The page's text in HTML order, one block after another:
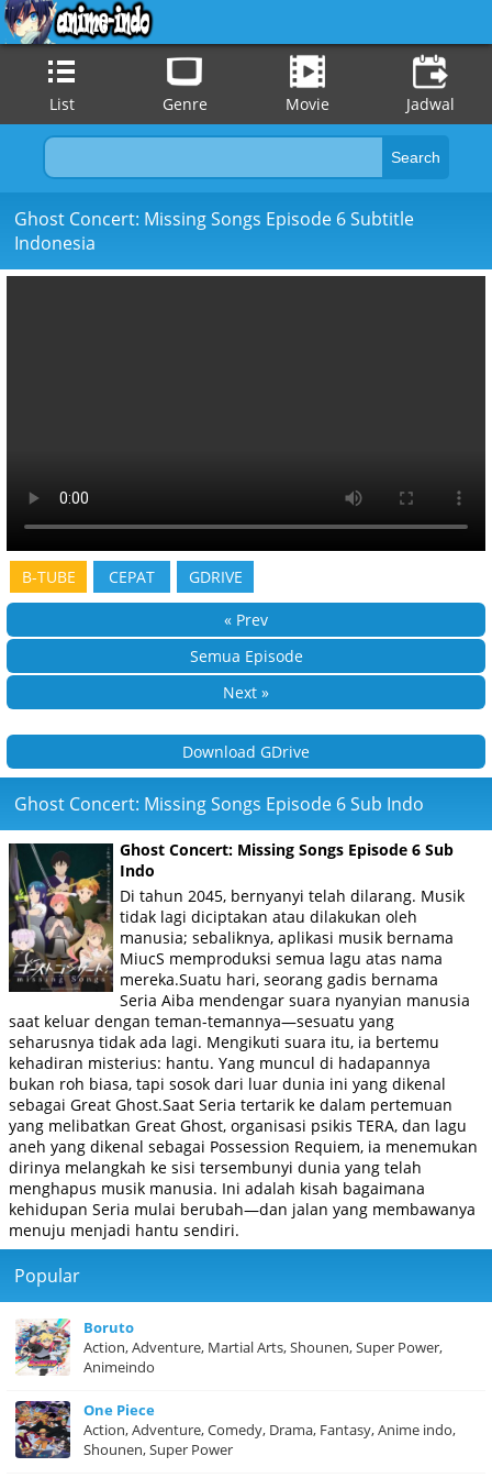
List Genre Movie Jadwal
Ghost Concert: Missing Songs Episode 6 Subtitle
Indonesia
B-TUBE CEPAT GDRIVE
« Prev
Semua Episode
Next »
Download GDrive
Ghost Concert: Missing Songs Episode 6 Sub Indo
Ghost Concert: Missing Songs Episode 6 Sub
Indo
Di tahun 2045, bernyanyi telah dilarang. Musik
tidak lagi diciptakan atau dilakukan oleh
manusia; sebaliknya, aplikasi musik bernama
MiucS memproduksi semua lagu atas nama
mereka.Suatu hari, seorang gadis bernama
Seria Aiba mendengar suara nyanyian manusia
saat keluar dengan teman-temannya—sesuatu yang
seharusnya tidak ada lagi. Mengikuti suara itu, ia bertemu
kehadiran misterius: hantu. Yang muncul di hadapannya
bukan roh biasa, tapi sosok dari luar dunia ini yang dikenal
sebagai Great Ghost.Saat Seria tertarik ke dalam pertemuan
yang melibatkan Great Ghost, organisasi psikis TERA, dan lagu
aneh yang dikenal sebagai Possession Requiem, ia menemukan
dirinya melangkah ke sisi tersembunyi dunia yang telah
menghapus musik manusia. Ini adalah kisah bagaimana
kehidupan Seria mulai berubah—dan jalan yang membawanya
menuju menjadi hantu sendiri.
Popular
Boruto
Action, Adventure, Martial Arts, Shounen, Super Power,
Animeindo
One Piece
Action, Adventure, Comedy, Drama, Fantasy, Anime indo,
Shounen, Super Power